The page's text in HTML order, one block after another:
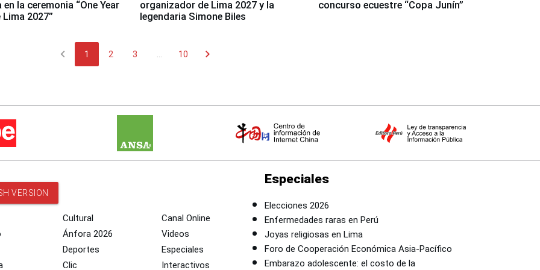
la ceremonia “One Year
Lima 2027”
organizador de Lima 2027 y la
legendaria Simone Biles
concurso ecuestre “Copa Junín”
chevron_left 1 2 3 10 chevron_right
VERSION
Cultural
Ánfora 2026
Deportes
Clic
Canal Online
Videos
Especiales
Interactivos
Especiales
Elecciones 2026
Enfermedades raras en Perú
Joyas religiosas en Lima
Foro de Cooperación Económica Asia-Pacífico
Embarazo adolescente: el costo de la